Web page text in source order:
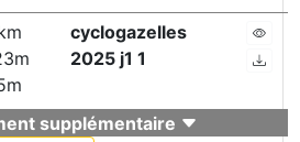
cyclogazelles
2025 j1 1
supplémentaire